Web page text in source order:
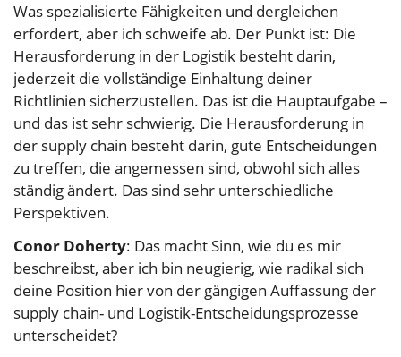
Was spezialisierte Fähigkeiten und dergleichen
erfordert, aber ich schweife ab. Der Punkt ist: Die
Herausforderung in der Logistik besteht darin,
jederzeit die vollständige Einhaltung deiner
Richtlinien sicherzustellen. Das ist die Hauptaufgabe –
und das ist sehr schwierig. Die Herausforderung in
der supply chain besteht darin, gute Entscheidungen
zu treffen, die angemessen sind, obwohl sich alles
ständig ändert. Das sind sehr unterschiedliche
Perspektiven.
Conor Doherty: Das macht Sinn, wie du es mir
beschreibst, aber ich bin neugierig, wie radikal sich
deine Position hier von der gängigen Auffassung der
supply chain- und Logistik-Entscheidungsprozesse
unterscheidet?